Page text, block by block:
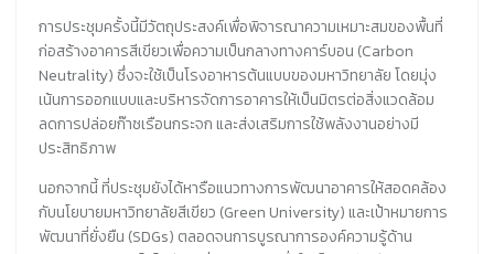
การประชุมครั้งนี้มีวัตถุประสงค์เพื่อพิจารณาความเหมาะสมของพื้นที่
ก่อสร้างอาคารสีเขียวเพื่อความเป็นกลางทางคาร์บอน (Carbon
Neutrality) ซึ่งจะใช้เป็นโรงอาหารต้นแบบของมหาวิทยาลัย โดยมุ่ง
เน้นการออกแบบและบริหารจัดการอาคารให้เป็นมิตรต่อสิ่งแวดล้อม
ลดการปล่อยก๊าซเรือนกระจก และส่งเสริมการใช้พลังงานอย่างมี
ประสิทธิภาพ
นอกจากนี้ ที่ประชุมยังได้หารือแนวทางการพัฒนาอาคารให้สอดคล้อง
กับนโยบายมหาวิทยาลัยสีเขียว (Green University) และเป้าหมายการ
พัฒนาที่ยั่งยืน (SDGs) ตลอดจนการบูรณาการองค์ความรู้ด้าน